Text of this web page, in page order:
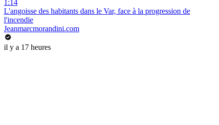
1:14
L'angoisse des habitants dans le Var, face à la progression de
l'incendie
Jeanmarcmorandini.com
il y a 17 heures